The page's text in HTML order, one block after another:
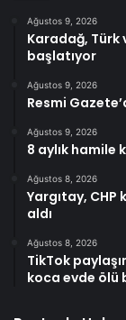
Ağustos 9, 2026
Karadağ, Türk
başlatıyor
Ağustos 9, 2026
Resmi
Ağustos 9, 2026
8 aylık hamile
Ağustos 8, 2026
Yargıtay, CHP
aldı
Ağustos 8, 2026
TikTok
koca evde ölü